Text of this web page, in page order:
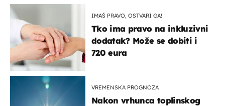
IMAŠ PRAVO, OSTVARI GA!
Tko ima pravo na inkluzivni
dodatak? Može se dobiti i
720 eura
VREMENSKA PROGNOZA
Nakon vrhunca toplinskog